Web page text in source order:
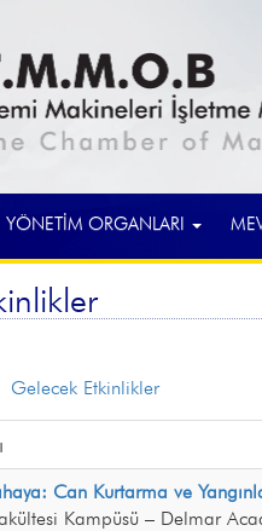
YÖNETİM ORGANLARI
Gelecek Etkinlikler
Can Kurtarma ve
Kampüsü – Delmar